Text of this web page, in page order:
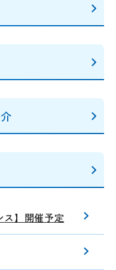
ス】開催予定